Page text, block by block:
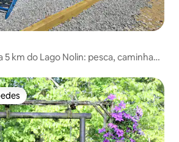
km do Lago Nolin: pesca, caminhada